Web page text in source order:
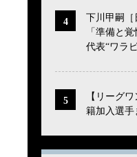
下川甲嗣［
「準備と
代表“ワラ
【リーグ
籍加入選手